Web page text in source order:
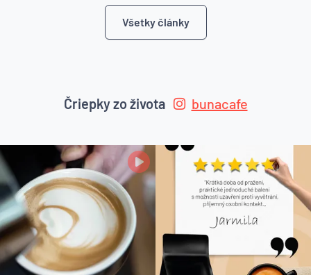
Všetky články
Čriepky zo života bunacafe